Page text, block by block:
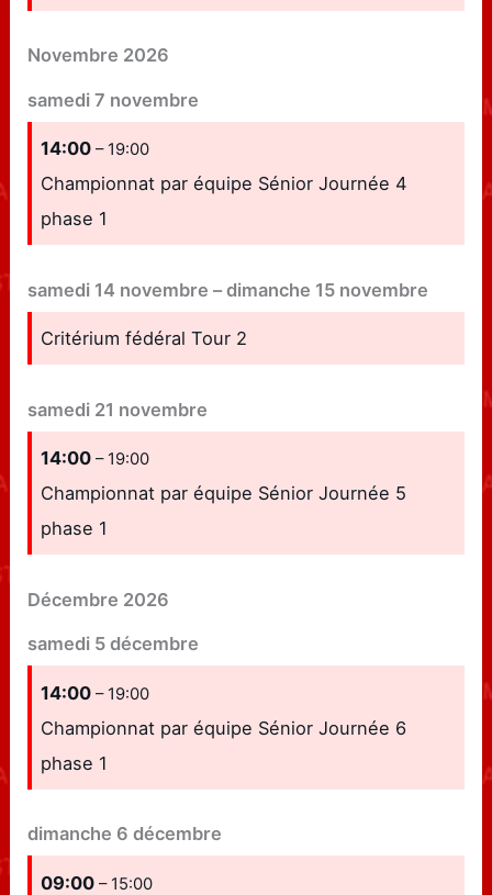
Novembre 2026
samedi 7 novembre
14:00– 19:00
Championnat par équipe Sénior Journée 4
phase 1
samedi 14 novembre –dimanche 15 novembre
Critérium fédéral Tour 2
samedi 21 novembre
14:00– 19:00
Championnat par équipe Sénior Journée 5
phase 1
Décembre 2026
samedi 5 décembre
14:00– 19:00
Championnat par équipe Sénior Journée 6
phase 1
dimanche 6 décembre
09:00– 15:00